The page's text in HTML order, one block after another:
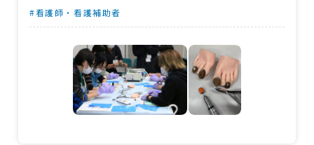
は地域医療支援部が制作したリアルな足モデル
を用いた実技演習を実施。参加者は楽しみなが
ら技術を習得し、知識を深めました。
会冒頭では皮膚・排泄ケア認定看護師の間宮
直子副看護部長が「安全な爪ケアの観察ポイン
#看護師・看護補助者